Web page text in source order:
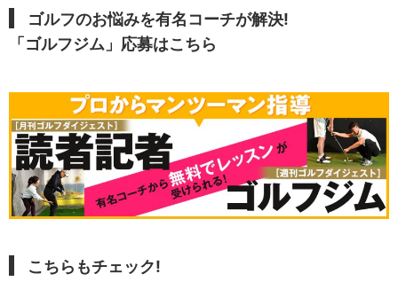
ゴルフのお悩みを有名コーチが解決!
「ゴルフジム」応募はこちら
こちらもチェック!